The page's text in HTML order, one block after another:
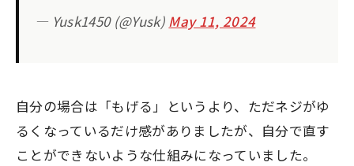
— Yusk1450 (@Yusk) May 11, 2024
自分の場合は「もげる」というより、ただネジがゆ
るくなっているだけ感がありましたが、自分で直す
ことができないような仕組みになっていました。